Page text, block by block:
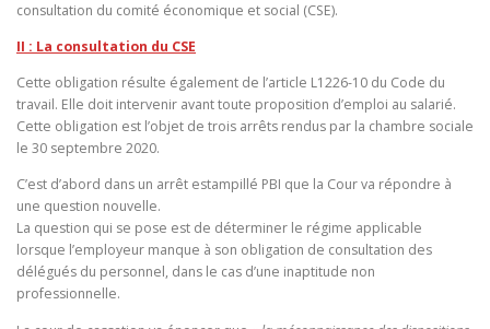
consultation du comité économique et social (CSE).
II : La consultation du CSE
Cette obligation résulte également de l’article L1226-10 du Code du
travail. Elle doit intervenir avant toute proposition d’emploi au salarié.
Cette obligation est l’objet de trois arrêts rendus par la chambre sociale
le 30 septembre 2020.
C’est d’abord dans un arrêt estampillé PBI que la Cour va répondre à
une question nouvelle.
La question qui se pose est de déterminer le régime applicable
lorsque l’employeur manque à son obligation de consultation des
délégués du personnel, dans le cas d’une inaptitude non
professionnelle.